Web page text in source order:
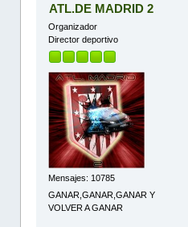
ATL.DE MADRID 2
Organizador
Director deportivo
Mensajes: 10785
GANAR,GANAR,GANAR Y
VOLVER A GANAR